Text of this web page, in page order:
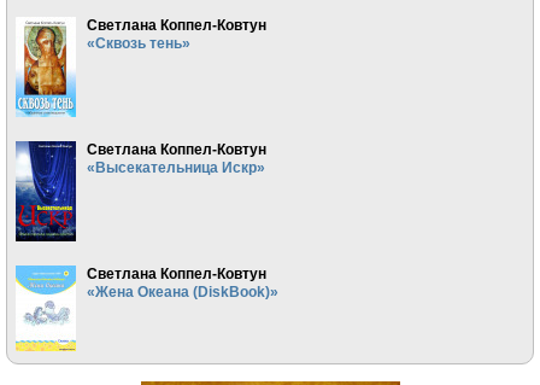
Светлана Коппел-Ковтун
«Сквозь тень»
Светлана Коппел-Ковтун
«Высекательница Искр»
Светлана Коппел-Ковтун
«Жена Океана (DiskBook)»